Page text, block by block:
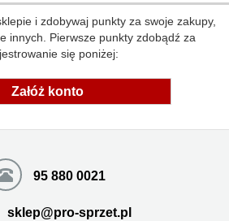
i zdobywaj punkty za swoje zakupy,
innych. Pierwsze punkty zdobądź za
się poniżej:
Załóż konto
95 880 0021
sklep@pro-sprzet.pl